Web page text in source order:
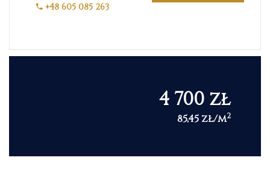
+48 605 085 263
4 700 zł
85,45 zł/m2